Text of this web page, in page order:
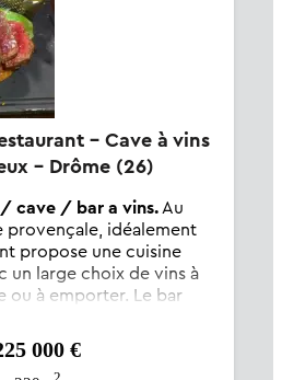
- Drôme (26)
cave / bar a vins.Au
idéalement
propose une cuisine
un large choix de vins à
ou à emporter. Le bar
de la licence IV. Clientèle
l'année da...
000 €